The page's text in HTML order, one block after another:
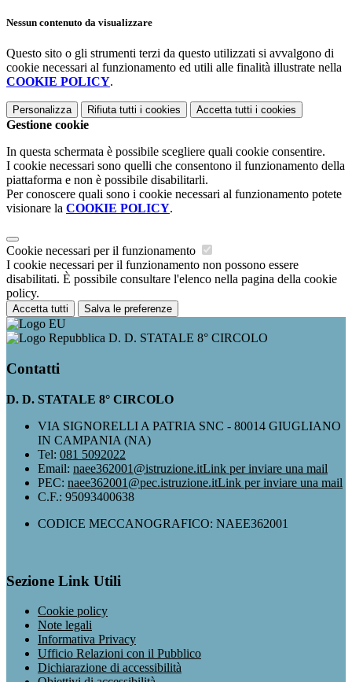
Nessun contenuto da visualizzare
Questo sito o gli strumenti terzi da questo utilizzati si avvalgono di
cookie necessari al funzionamento ed utili alle finalità illustrate nella
COOKIE POLICY.
Personalizza Rifiuta tutti i cookies Accetta tutti i cookies
Gestione cookie
In questa schermata è possibile scegliere quali cookie consentire.
I cookie necessari sono quelli che consentono il funzionamento della
piattaforma e non è possibile disabilitarli.
Per conoscere quali sono i cookie necessari al funzionamento potete
visionare la COOKIE POLICY.
Cookie necessari per il funzionamento
I cookie necessari per il funzionamento non possono essere
disabilitati. È possibile consultare l'elenco nella pagina della cookie
policy.
Accetta tutti Salva le preferenze
D. D. STATALE 8° CIRCOLO
Contatti
D. D. STATALE 8° CIRCOLO
VIA SIGNORELLI A PATRIA SNC - 80014 GIUGLIANO
IN CAMPANIA (NA)
Tel: 081 5092022
Email: naee362001@istruzione.itLink per inviare una mail
PEC: naee362001@pec.istruzione.itLink per inviare una mail
C.F.: 95093400638
CODICE MECCANOGRAFICO: NAEE362001
Sezione Link Utili
Cookie policy
Note legali
Informativa Privacy
Ufficio Relazioni con il Pubblico
Dichiarazione di accessibilità